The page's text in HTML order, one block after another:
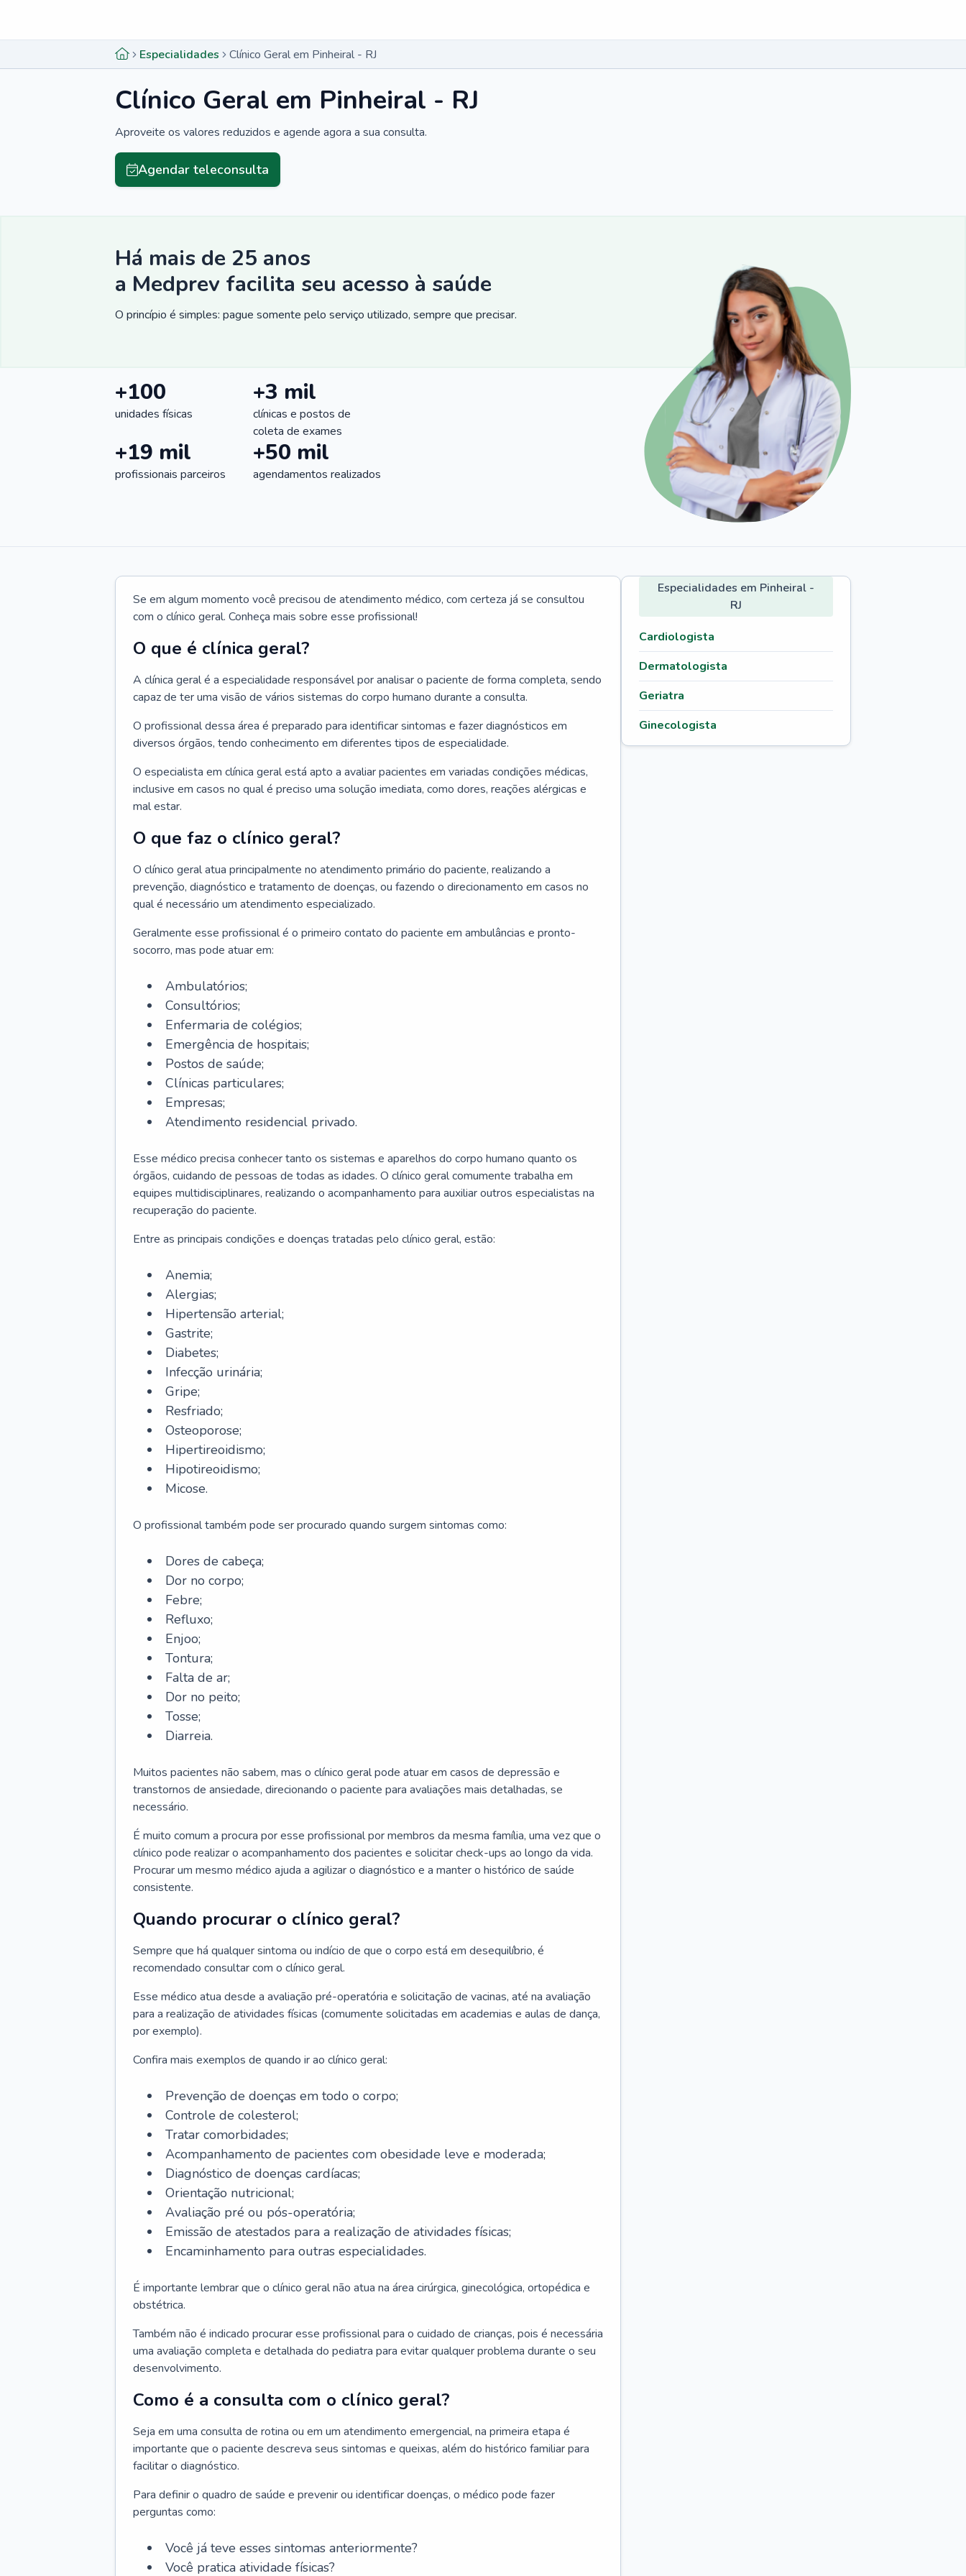
Especialidades Clínico Geral em Pinheiral - RJ
Clínico Geral em Pinheiral - RJ
Aproveite os valores reduzidos e agende agora a sua consulta.
Agendar teleconsulta
Há mais de 25 anos
a Medprev facilita seu acesso à saúde
O princípio é simples: pague somente pelo serviço utilizado, sempre que precisar.
+100
unidades físicas
+3 mil
clínicas e postos de
coleta de exames
+19 mil
profissionais parceiros
+50 mil
agendamentos realizados
Se em algum momento você precisou de atendimento médico, com certeza já se consultou
com o clínico geral. Conheça mais sobre esse profissional!
O que é clínica geral?
A clínica geral é a especialidade responsável por analisar o paciente de forma completa, sendo
capaz de ter uma visão de vários sistemas do corpo humano durante a consulta.
O profissional dessa área é preparado para identificar sintomas e fazer diagnósticos em
diversos órgãos, tendo conhecimento em diferentes tipos de especialidade.
O especialista em clínica geral está apto a avaliar pacientes em variadas condições médicas,
inclusive em casos no qual é preciso uma solução imediata, como dores, reações alérgicas e
mal estar.
O que faz o clínico geral?
O clínico geral atua principalmente no atendimento primário do paciente, realizando a
prevenção, diagnóstico e tratamento de doenças, ou fazendo o direcionamento em casos no
qual é necessário um atendimento especializado.
Geralmente esse profissional é o primeiro contato do paciente em ambulâncias e pronto-
socorro, mas pode atuar em:
Ambulatórios;
Consultórios;
Enfermaria de colégios;
Emergência de hospitais;
Postos de saúde;
Clínicas particulares;
Empresas;
Atendimento residencial privado.
Esse médico precisa conhecer tanto os sistemas e aparelhos do corpo humano quanto os
órgãos, cuidando de pessoas de todas as idades. O clínico geral comumente trabalha em
equipes multidisciplinares, realizando o acompanhamento para auxiliar outros especialistas na
recuperação do paciente.
Entre as principais condições e doenças tratadas pelo clínico geral, estão:
Anemia;
Alergias;
Hipertensão arterial;
Gastrite;
Diabetes;
Infecção urinária;
Gripe;
Resfriado;
Osteoporose;
Hipertireoidismo;
Hipotireoidismo;
Micose.
O profissional também pode ser procurado quando surgem sintomas como:
Dores de cabeça;
Dor no corpo;
Febre;
Refluxo;
Enjoo;
Tontura;
Falta de ar;
Dor no peito;
Tosse;
Diarreia.
Muitos pacientes não sabem, mas o clínico geral pode atuar em casos de depressão e
transtornos de ansiedade, direcionando o paciente para avaliações mais detalhadas, se
necessário.
É muito comum a procura por esse profissional por membros da mesma família, uma vez que o
clínico pode realizar o acompanhamento dos pacientes e solicitar check-ups ao longo da vida.
Procurar um mesmo médico ajuda a agilizar o diagnóstico e a manter o histórico de saúde
consistente.
Quando procurar o clínico geral?
Sempre que há qualquer sintoma ou indício de que o corpo está em desequilíbrio, é
recomendado consultar com o clínico geral.
Esse médico atua desde a avaliação pré-operatória e solicitação de vacinas, até na avaliação
para a realização de atividades físicas (comumente solicitadas em academias e aulas de dança,
por exemplo).
Confira mais exemplos de quando ir ao clínico geral:
Prevenção de doenças em todo o corpo;
Controle de colesterol;
Tratar comorbidades;
Acompanhamento de pacientes com obesidade leve e moderada;
Diagnóstico de doenças cardíacas;
Orientação nutricional;
Avaliação pré ou pós-operatória;
Emissão de atestados para a realização de atividades físicas;
Encaminhamento para outras especialidades.
É importante lembrar que o clínico geral não atua na área cirúrgica, ginecológica, ortopédica e
obstétrica.
Também não é indicado procurar esse profissional para o cuidado de crianças, pois é necessária
uma avaliação completa e detalhada do pediatra para evitar qualquer problema durante o seu
desenvolvimento.
Como é a consulta com o clínico geral?
Seja em uma consulta de rotina ou em um atendimento emergencial, na primeira etapa é
importante que o paciente descreva seus sintomas e queixas, além do histórico familiar para
facilitar o diagnóstico.
Para definir o quadro de saúde e prevenir ou identificar doenças, o médico pode fazer
perguntas como:
Você já teve esses sintomas anteriormente?
Você pratica atividade físicas?
Especialidades em Pinheiral -
RJ
Cardiologista
Dermatologista
Geriatra
Ginecologista